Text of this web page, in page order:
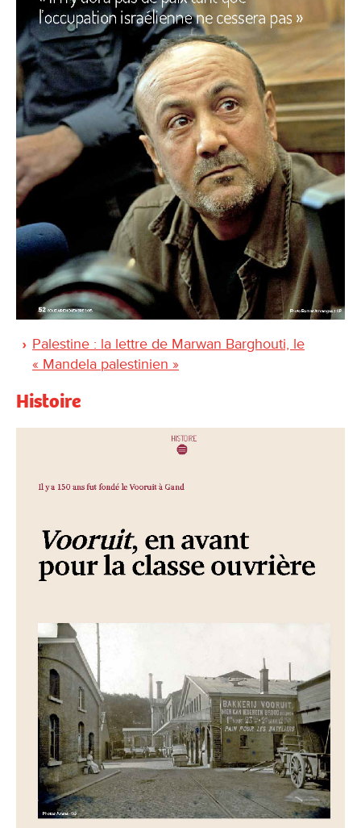
Palestine : la lettre de Marwan Barghouti, le
« Mandela palestinien »
Histoire